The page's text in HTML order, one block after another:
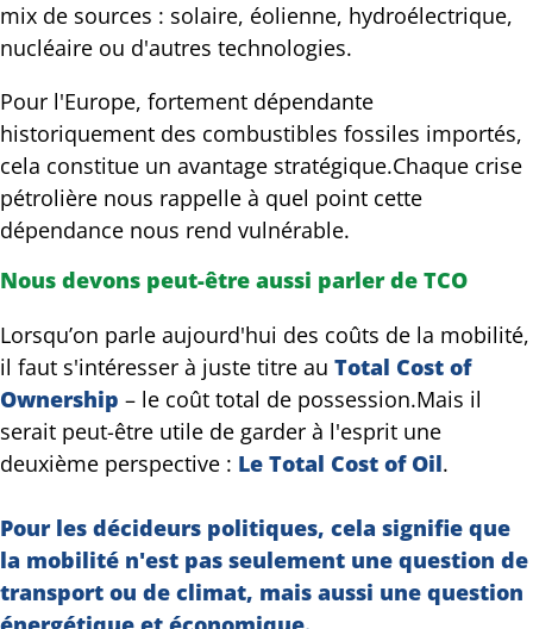
mix de sources : solaire, éolienne, hydroélectrique,
nucléaire ou d'autres technologies.
Pour l'Europe, fortement dépendante
historiquement des combustibles fossiles importés,
cela constitue un avantage stratégique.Chaque crise
pétrolière nous rappelle à quel point cette
dépendance nous rend vulnérable.
Nous devons peut-être aussi parler de TCO
Lorsqu’on parle aujourd'hui des coûts de la mobilité,
il faut s'intéresser à juste titre au Total Cost of
Ownership – le coût total de possession.Mais il
serait peut-être utile de garder à l'esprit une
deuxième perspective : Le Total Cost of Oil.
Pour les décideurs politiques, cela signifie que
la mobilité n'est pas seulement une question de
transport ou de climat, mais aussi une question